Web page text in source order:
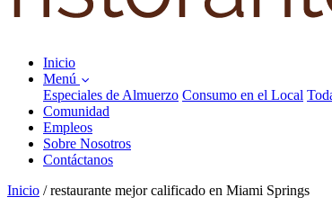
Inicio
Menú
Especiales de Almuerzo Consumo en el Local
Comunidad
Empleos
Sobre Nosotros
Contáctanos
Inicio / restaurante mejor calificado en Miami Springs